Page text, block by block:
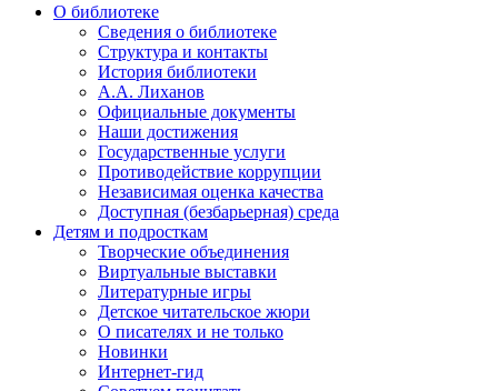
О библиотеке
Сведения о библиотеке
Структура и контакты
История библиотеки
А.А. Лиханов
Официальные документы
Наши достижения
Государственные услуги
Противодействие коррупции
Независимая оценка качества
Доступная (безбарьерная) среда
Детям и подросткам
Творческие объединения
Виртуальные выставки
Литературные игры
Детское читательское жюри
О писателях и не только
Новинки
Интернет-гид